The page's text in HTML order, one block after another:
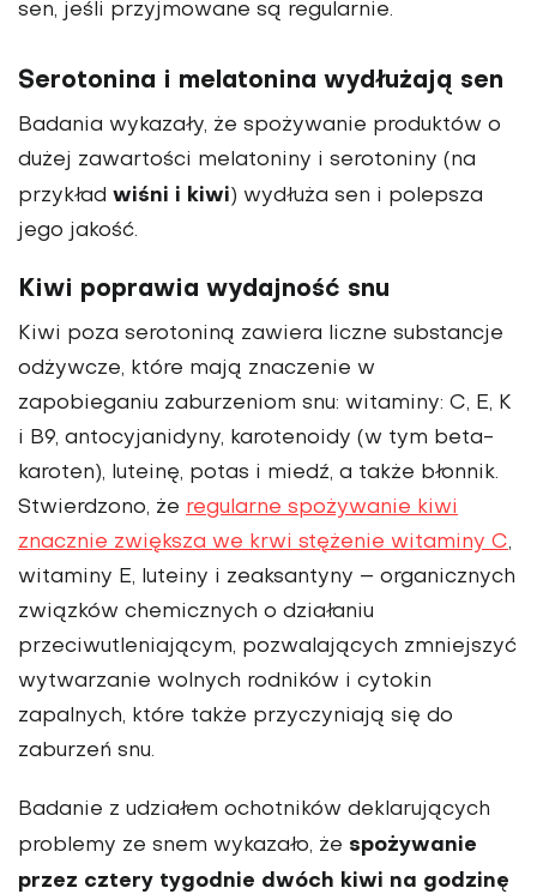
sen, jeśli przyjmowane są regularnie.
Serotonina i melatonina wydłużają sen
Badania wykazały, że spożywanie produktów o
dużej zawartości melatoniny i serotoniny (na
przykład wiśni i kiwi) wydłuża sen i polepsza
jego jakość.
Kiwi poprawia wydajność snu
Kiwi poza serotoniną zawiera liczne substancje
odżywcze, które mają znaczenie w
zapobieganiu zaburzeniom snu: witaminy: C, E, K
i B9, antocyjanidyny, karotenoidy (w tym beta-
karoten), luteinę, potas i miedź, a także błonnik.
Stwierdzono, że regularne spożywanie kiwi
znacznie zwiększa we krwi stężenie witaminy C,
witaminy E, luteiny i zeaksantyny – organicznych
związków chemicznych o działaniu
przeciwutleniającym, pozwalających zmniejszyć
wytwarzanie wolnych rodników i cytokin
zapalnych, które także przyczyniają się do
zaburzeń snu.
Badanie z udziałem ochotników deklarujących
problemy ze snem wykazało, że spożywanie
przez cztery tygodnie dwóch kiwi na godzinę